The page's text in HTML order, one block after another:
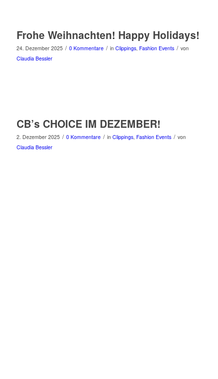
Frohe Weihnachten! Happy Holidays!
24. Dezember 2025 / 0 Kommentare / in Clippings, Fashion Events / von
Claudia Bessler
CB’s CHOICE IM DEZEMBER!
2. Dezember 2025 / 0 Kommentare / in Clippings, Fashion Events / von
Claudia Bessler